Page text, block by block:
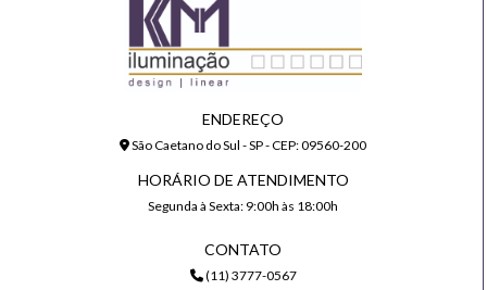
ENDEREÇO
São Caetano do Sul - SP - CEP: 09560-200
HORÁRIO DE ATENDIMENTO
Segunda à Sexta: 9:00h às 18:00h
CONTATO
(11) 3777-0567